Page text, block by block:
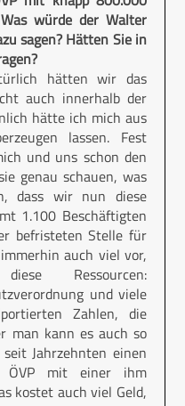
würde der Walter
sagen? Hätten Sie in
hätten wir das
auch innerhalb der
hätte ich mich aus
lassen. Fest
und uns schon den
genau schauen, was
dass wir nun diese
1.100 Beschäftigten
befristeten Stelle für
auch viel vor,
Ressourcen:
und viele
Zahlen, die
man kann es auch so
Jahrzehnten einen
ÖVP mit einer ihm
kostet auch viel Geld,